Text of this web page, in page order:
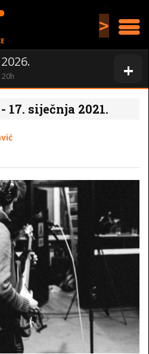
>
+
20h
17. siječnja 2021.